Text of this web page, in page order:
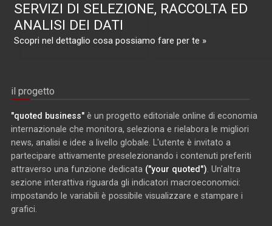
SERVIZI DI SELEZIONE, RACCOLTA ED
ANALISI DEI DATI
Scopri nel dettaglio cosa possiamo fare per te »
il progetto
"quoted business" è un progetto editoriale online di economia
internazionale che monitora, seleziona e rielabora le migliori
news, analisi e idee a livello globale. L'utente è invitato a
partecipare attivamente preselezionando i contenuti preferiti
attraverso una funzione dedicata ("your quoted") . Un'altra
sezione interattiva riguarda gli indicatori macroeconomici:
impostando le variabili è possibile visualizzare e stampare i
grafici.